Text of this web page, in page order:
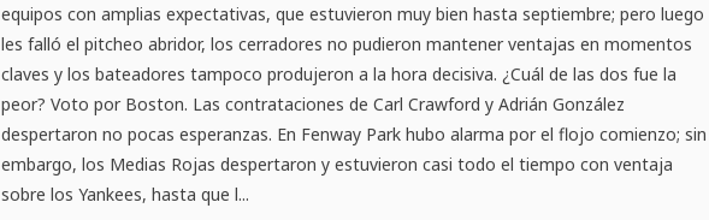
equipos con amplias expectativas, que estuvieron muy bien hasta septiembre; pero luego
les falló el pitcheo abridor, los cerradores no pudieron mantener ventajas en momentos
claves y los bateadores tampoco produjeron a la hora decisiva. ¿Cuál de las dos fue la
peor? Voto por Boston. Las contrataciones de Carl Crawford y Adrián González
despertaron no pocas esperanzas. En Fenway Park hubo alarma por el flojo comienzo; sin
embargo, los Medias Rojas despertaron y estuvieron casi todo el tiempo con ventaja
sobre los Yankees, hasta que l...